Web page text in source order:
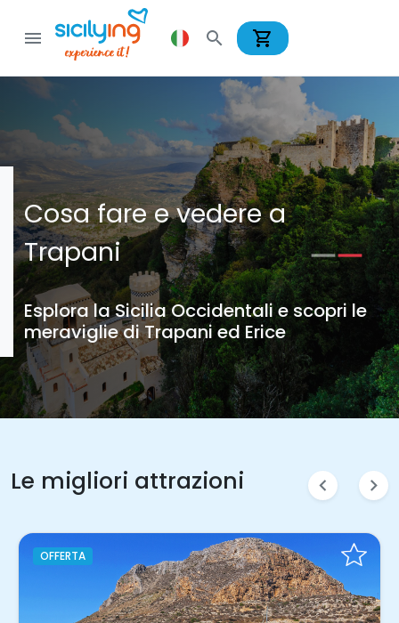
menu search shopping_cart
Cosa fare e vedere a
Trapani
Esplora la Sicilia Occidentali e scopri le
meraviglie di Trapani ed Erice
Le migliori attrazioni chevron_left chevron_right